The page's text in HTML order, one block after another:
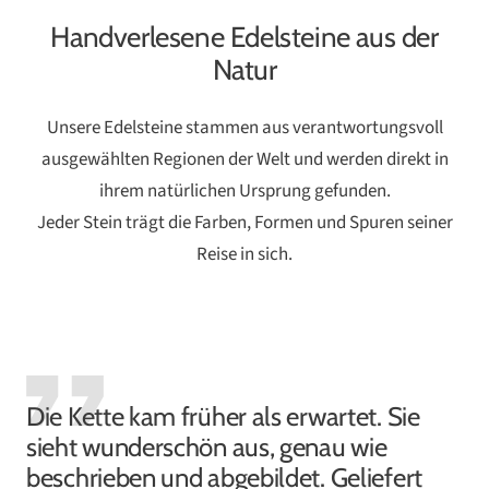
Handverlesene Edelsteine aus der
Natur
Unsere Edelsteine stammen aus verantwortungsvoll
ausgewählten Regionen der Welt und werden direkt in
ihrem natürlichen Ursprung gefunden.
Jeder Stein trägt die Farben, Formen und Spuren seiner
Reise in sich.
Die Kette kam früher als erwartet. Sie
sieht wunderschön aus, genau wie
beschrieben und abgebildet. Geliefert